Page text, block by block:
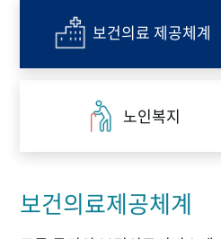
보건의료 제공체계
노인복지
보건의료제공체계